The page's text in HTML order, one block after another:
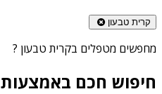
קרית טבעון
מחפשים מטפלים בקרית טבעון ?
חיפוש חכם באמצעות AI